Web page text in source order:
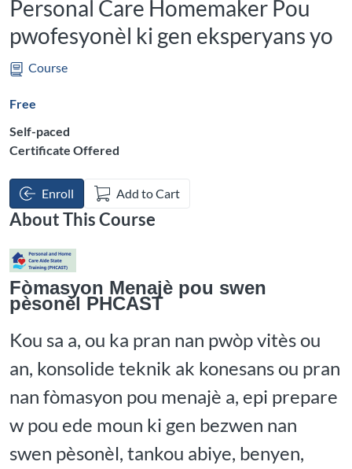
Personal Care Homemaker Pou
pwofesyonèl ki gen eksperyans yo
Course
Free
Self-paced
Certificate Offered
Enroll Add to Cart
About This Course
Fòmasyon Menajè pou swen
pèsonèl PHCAST
Kou sa a, ou ka pran nan pwòp vitès ou
an, konsolide teknik ak konesans ou pran
nan fòmasyon pou menajè a, epi prepare
w pou ede moun ki gen bezwen nan
swen pèsonèl, tankou abiye, benyen,